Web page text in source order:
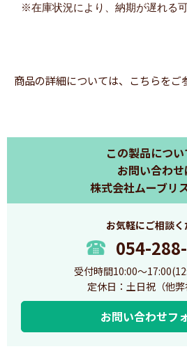
※在庫状況により、納期が遅れる
商品の詳細については、 こちらをご
この製品につ
お問い合わせ
株式会社ムーブリ
お気軽にご相談
054-
受付時間10:00～
定休日：土日祝（他弊
お問い合わせフ